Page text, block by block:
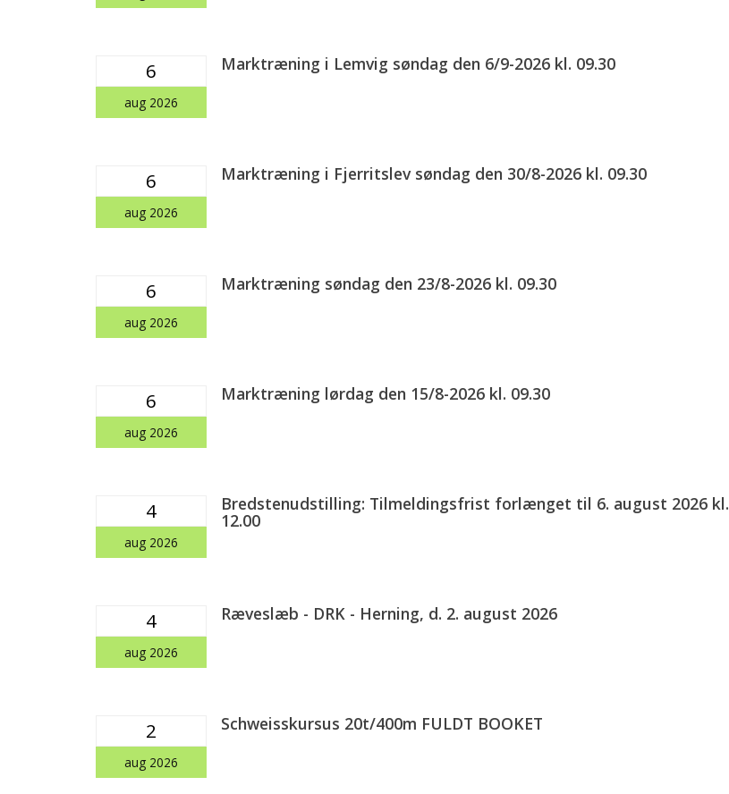
6
aug 2026
Marktræning i Lemvig søndag den 6/9-2026 kl. 09.30
6
aug 2026
Marktræning i Fjerritslev søndag den 30/8-2026 kl. 09.30
6
aug 2026
Marktræning søndag den 23/8-2026 kl. 09.30
6
aug 2026
Marktræning lørdag den 15/8-2026 kl. 09.30
4
aug 2026
Bredstenudstilling: Tilmeldingsfrist forlænget til 6. august 2026 kl.
12.00
4
aug 2026
Ræveslæb - DRK - Herning, d. 2. august 2026
2
aug 2026
Schweisskursus 20t/400m FULDT BOOKET